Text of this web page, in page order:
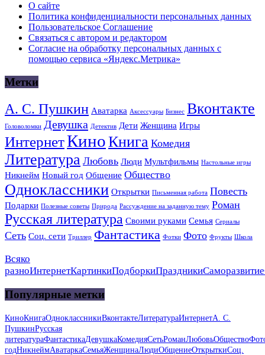
О сайте
Политика конфиденциальности персональных данных
Пользовательское Соглашение
Связаться с автором и редактором
Согласие на обработку персональных данных с
помощью сервиса «Яндекс.Метрика»
Метки
А. С. Пушкин Аватарка Аксессуары Бизнес Вконтакте
Головоломки Девушка Детектив Дети Женщина Игры
ИнтернетКиноКнига Комедия
Литература Любовь Люди Мультфильмы Настольные игры
Никнейм Новый год Общение Общество
Одноклассники Открытки Письменная работа Повесть
Подарки Полезные советы Природа Рассуждение на заданную тему Роман
Русская литература Своими руками Семья Сериалы
Сеть Соц. сети Триллер Фантастика Фотки Фото Фрукты Школа
Всяко
разноИнтернетКартинкиПодборкиПраздникиСаморазвитие
Популярные метки
КиноКнигаОдноклассникиВконтактеЛитератураИнтернетА. С.
ПушкинРусская
литератураФантастикаДевушкаКомедияСетьРоманЛюбовьОбщество
годНикнеймАватаркаСемьяЖенщинаЛюдиОбщениеОткрыткиСоц.